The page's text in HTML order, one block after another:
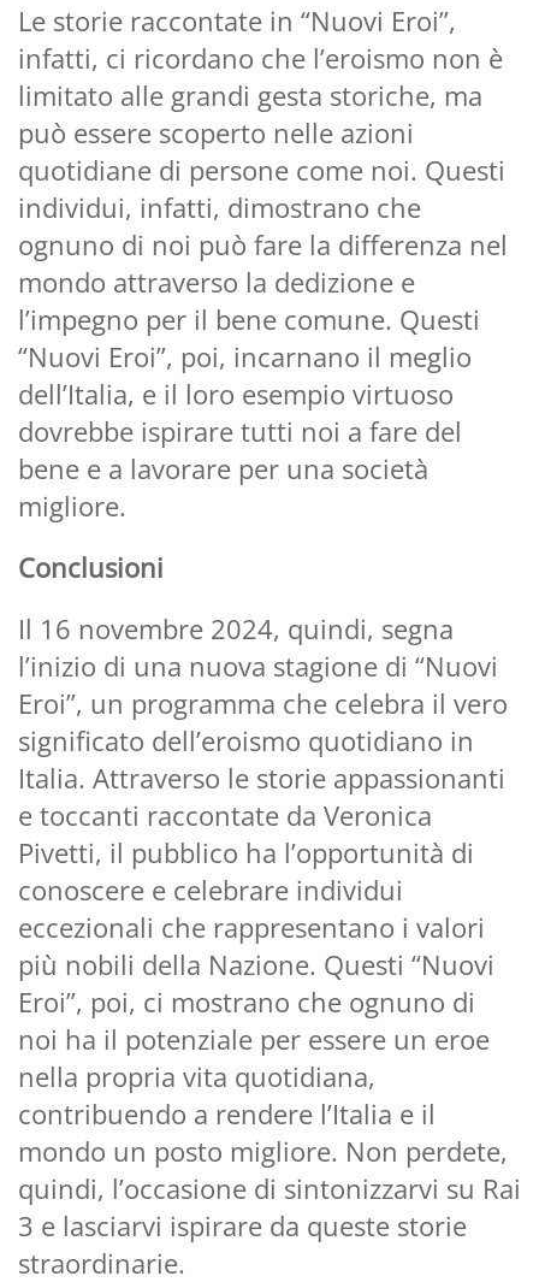
Le storie raccontate in “Nuovi Eroi”,
infatti, ci ricordano che l’eroismo non è
limitato alle grandi gesta storiche, ma
può essere scoperto nelle azioni
quotidiane di persone come noi. Questi
individui, infatti, dimostrano che
ognuno di noi può fare la differenza nel
mondo attraverso la dedizione e
l’impegno per il bene comune. Questi
“Nuovi Eroi”, poi, incarnano il meglio
dell’Italia, e il loro esempio virtuoso
dovrebbe ispirare tutti noi a fare del
bene e a lavorare per una società
migliore.
Conclusioni
Il 16 novembre 2024, quindi, segna
l’inizio di una nuova stagione di “Nuovi
Eroi”, un programma che celebra il vero
significato dell’eroismo quotidiano in
Italia. Attraverso le storie appassionanti
e toccanti raccontate da Veronica
Pivetti, il pubblico ha l’opportunità di
conoscere e celebrare individui
eccezionali che rappresentano i valori
più nobili della Nazione. Questi “Nuovi
Eroi”, poi, ci mostrano che ognuno di
noi ha il potenziale per essere un eroe
nella propria vita quotidiana,
contribuendo a rendere l’Italia e il
mondo un posto migliore. Non perdete,
quindi, l’occasione di sintonizzarvi su Rai
3 e lasciarvi ispirare da queste storie
straordinarie.